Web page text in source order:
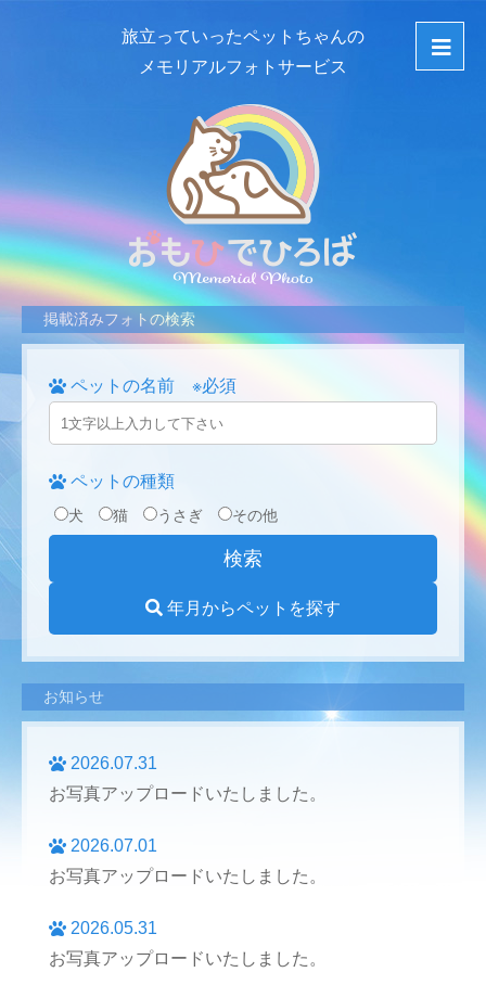
旅立っていったペットちゃんの
メモリアルフォトサービス
掲載済みフォトの検索
ペットの名前 ※必須
ペットの種類
犬 猫 うさぎ その他
年月からペットを探す
お知らせ
2026.07.31
お写真アップロードいたしました。
2026.07.01
お写真アップロードいたしました。
2026.05.31
お写真アップロードいたしました。